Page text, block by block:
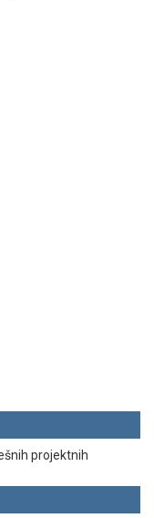
projektnih